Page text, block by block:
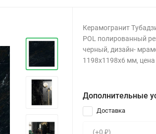
Керамогранит
POL полированный
черный, дизайн-
1198x1198x6 мм,
Дополнительные
Доставка